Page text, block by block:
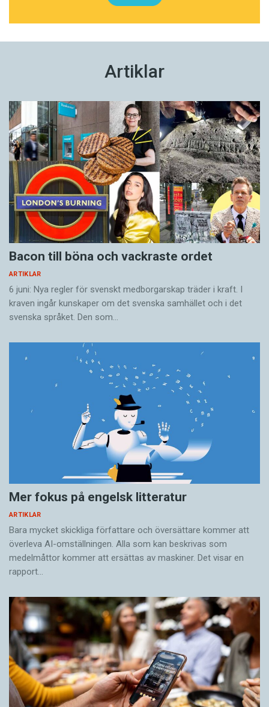
Artiklar
Bacon till böna och vackraste ordet
ARTIKLAR
6 juni: Nya regler för svenskt medborgarskap träder i kraft. I
kraven ingår kunskaper om det svenska samhället och i det
svenska språket. Den som…
Mer fokus på engelsk litteratur
ARTIKLAR
Bara mycket skickliga författare och översättare ­kommer att
överleva AI-omställningen. Alla som kan beskrivas som
medelmåttor kommer att ersättas av maskiner. Det visar en
rapport…